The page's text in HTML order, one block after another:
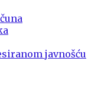
javnošću